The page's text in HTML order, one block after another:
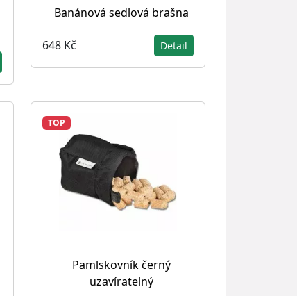
Banánová sedlová brašna
648 Kč Detail
TOP
Pamlskovník černý
uzavíratelný